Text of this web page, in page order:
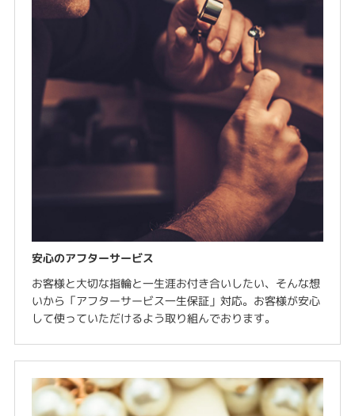
安心のアフターサービス
お客様と大切な指輪と一生涯お付き合いしたい、そんな想
いから「アフターサービス一生保証」対応。お客様が安心
して使っていただけるよう取り組んでおります。